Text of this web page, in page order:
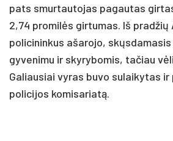
pats smurtautojas pagautas
2,74 promilės girtumas. Iš pradžių
policininkus ašarojo,
gyvenimu ir skyrybomis, tačiau
Galiausiai vyras buvo sulaikytas
policijos komisariatą.